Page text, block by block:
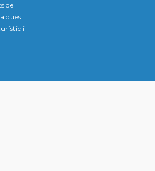
de
dues
i